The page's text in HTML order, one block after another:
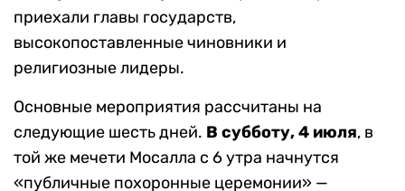
приехали главы государств,
высокопоставленные чиновники и
религиозные лидеры.
Основные мероприятия рассчитаны на
следующие шесть дней. В субботу, 4 июля, в
той же мечети Мосалла с 6 утра начнутся
«публичные похоронные церемонии» —